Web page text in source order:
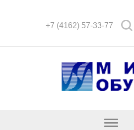
+7 (4162) 57-33-77
Открыть